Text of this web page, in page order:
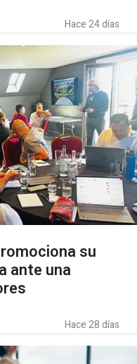
Hace 24 días
su
ante una
Hace 28 días